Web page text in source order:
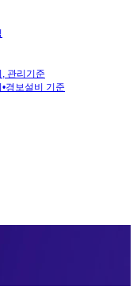
관리기준
경보설비 기준